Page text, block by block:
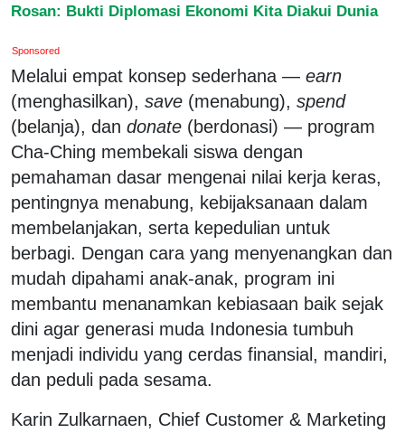
Rosan: Bukti Diplomasi Ekonomi Kita Diakui Dunia
Sponsored
Melalui empat konsep sederhana — earn
(menghasilkan), save (menabung), spend
(belanja), dan donate (berdonasi) — program
Cha-Ching membekali siswa dengan
pemahaman dasar mengenai nilai kerja keras,
pentingnya menabung, kebijaksanaan dalam
membelanjakan, serta kepedulian untuk
berbagi. Dengan cara yang menyenangkan dan
mudah dipahami anak-anak, program ini
membantu menanamkan kebiasaan baik sejak
dini agar generasi muda Indonesia tumbuh
menjadi individu yang cerdas finansial, mandiri,
dan peduli pada sesama.
Karin Zulkarnaen, Chief Customer & Marketing